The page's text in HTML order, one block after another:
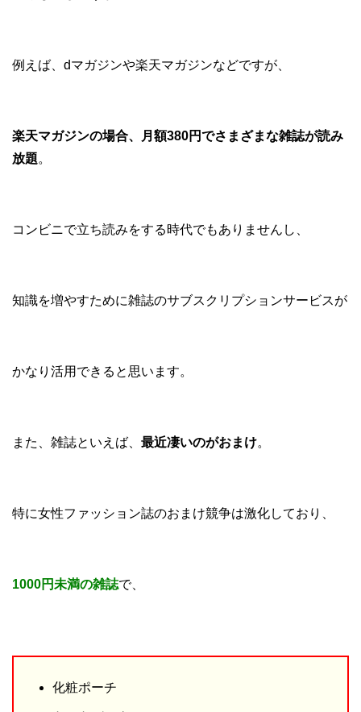
例えば、dマガジンや楽天マガジンなどですが、
楽天マガジンの場合、月額380円でさまざまな雑誌が読み
放題。
コンビニで立ち読みをする時代でもありませんし、
知識を増やすために雑誌のサブスクリプションサービスが
かなり活用できると思います。
また、雑誌といえば、 最近凄いのがおまけ。
特に女性ファッション誌のおまけ競争は激化しており、
1000円未満の雑誌で、
化粧ポーチ